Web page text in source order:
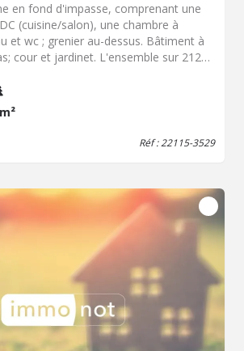
en fond d'impasse, comprenant une
(cuisine/salon), une chambre à
et wc ; grenier au-dessus. Bâtiment à
cour et jardinet. L'ensemble sur 212
Réf : 22115-3529